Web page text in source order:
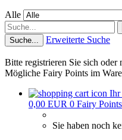
Alle
Suche... Erweiterte Suche
Bitte registrieren Sie sich oder
Mögliche Fairy Points im
Ihr
0,00 EUR 0 Fairy Points
Sie haben noch